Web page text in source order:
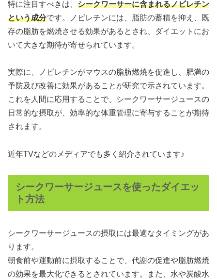
特に注目すべきは、 シークワーサーに含まれるノビレチン
という成分です。ノビレチンには、脂肪の蓄積を抑え、既
存の脂肪を燃焼させる効果があるとされ、ダイエットにお
いて大きな期待が寄せられています。
実際に、ノビレチンがマウスの脂肪燃焼を促進し、肥満の
予防及び改善に効果があることが研究で示されています。
これを人間に応用することで、シークワーサージュースの
日常的な摂取が、効率的な体重管理に寄与することが期待
されます。
近年TVなどのメディアでも多く紹介されています♪
シークワーサージュースを使ったダイエッ
ト方法
シークワーサージュースの摂取には最適なタイミングがあ
ります。
朝食前や運動前に摂取することで、代謝の促進や脂肪燃焼
の効果を最大化できるとされています。また、水や炭酸水